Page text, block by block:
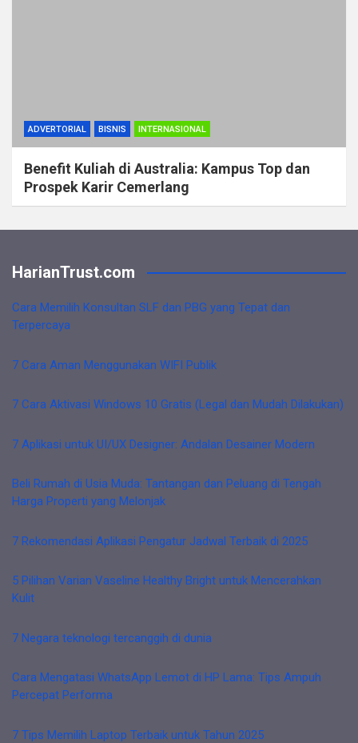
ADVERTORIAL BISNIS INTERNASIONAL
Benefit Kuliah di Australia: Kampus Top dan
Prospek Karir Cemerlang
HarianTrust.com
Cara Memilih Konsultan SLF dan PBG yang Tepat dan
Terpercaya
7 Cara Aman Menggunakan WIFI Publik
7 Cara Aktivasi Windows 10 Gratis (Legal dan Mudah Dilakukan)
7 Aplikasi untuk UI/UX Designer: Andalan Desainer Modern
Beli Rumah di Usia Muda: Tantangan dan Peluang di Tengah
Harga Properti yang Melonjak
7 Rekomendasi Aplikasi Pengatur Jadwal Terbaik di 2025
5 Pilihan Varian Vaseline Healthy Bright untuk Mencerahkan
Kulit
7 Negara teknologi tercanggih di dunia
Cara Mengatasi WhatsApp Lemot di HP Lama: Tips Ampuh
Percepat Performa
7 Tips Memilih Laptop Terbaik untuk Tahun 2025